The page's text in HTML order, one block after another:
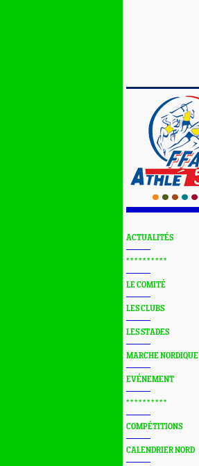
ACTUALITÉS
* * * * * * * * * *
LE COMITÉ
LES CLUBS
LES STADES
MARCHE NORDIQUE
EVÉNEMENT
* * * * * * * * * *
COMPÉTITIONS
CALENDRIER NORD